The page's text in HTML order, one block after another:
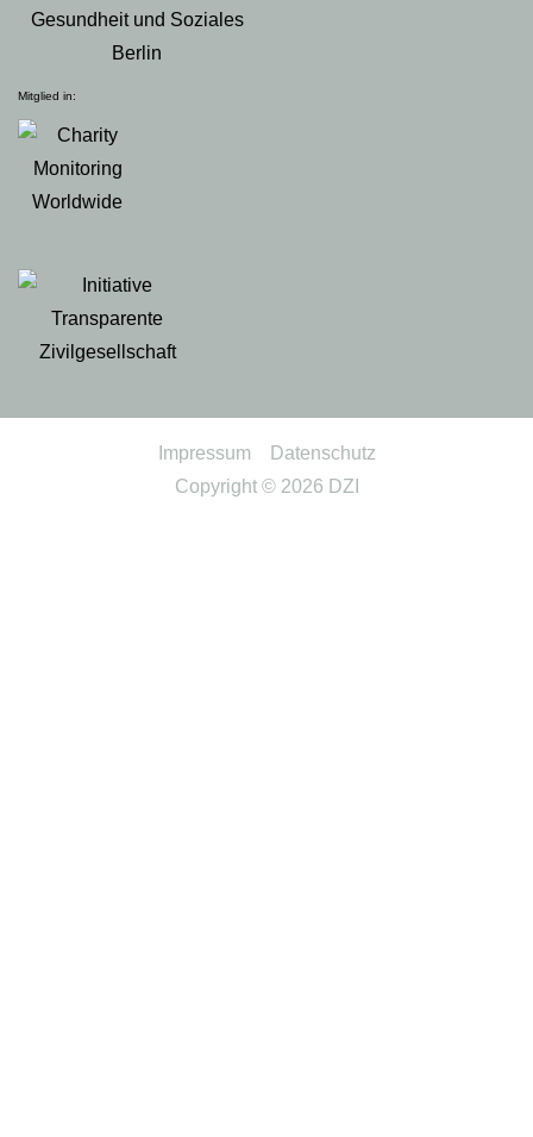
Mitglied in:
Impressum
Datenschutz
Copyright © 2026 DZI